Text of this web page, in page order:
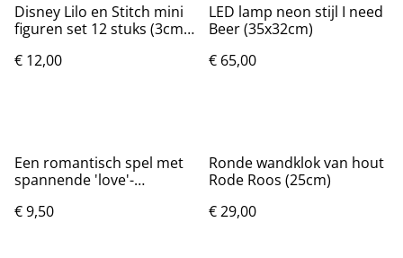
Disney Lilo en Stitch mini
figuren set 12 stuks (3cm)
€ 12,00
LED lamp neon stijl I need
Beer (35x32cm)
€ 65,00
Een romantisch spel met
spannende 'love'-
geliefden!
€ 9,50
Ronde wandklok van hout
Rode Roos (25cm)
€ 29,00